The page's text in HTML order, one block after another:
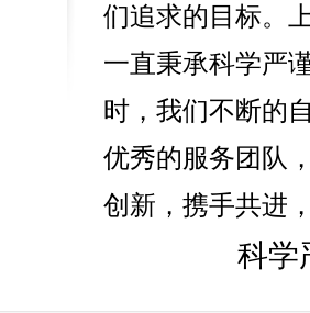
们追求的目标。
一直秉承科学严
时，我们不断的
优秀的服务团队
创新，携手共进
科学